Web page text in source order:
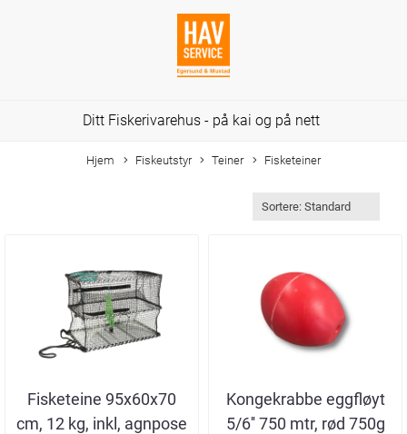
Ditt Fiskerivarehus - på kai og på nett
Hjem Fiskeutstyr Teiner Fisketeiner
Fisketeine 95x60x70
cm, 12 kg, inkl, agnpose
Kongekrabbe eggfløyt
5/6'' 750 mtr, rød 750g